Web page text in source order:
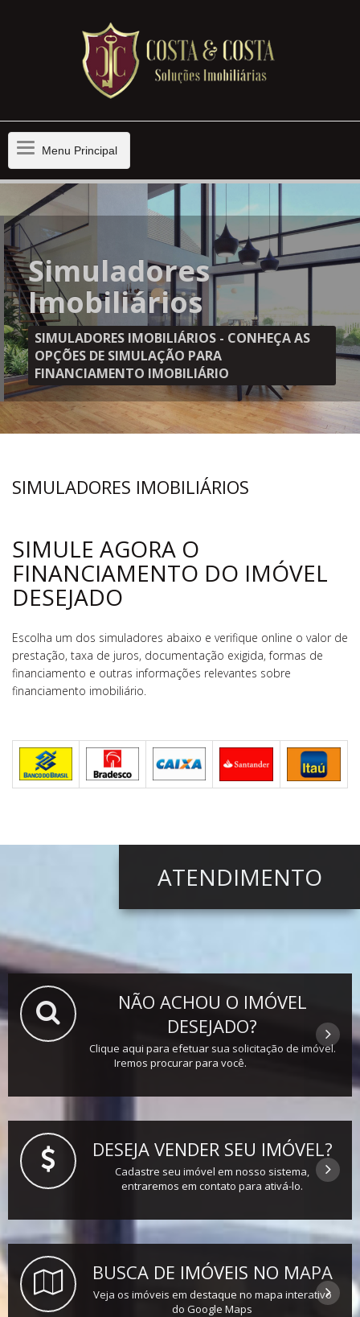
MenuMenu Principal
Simuladores
Imobiliários
SIMULADORES IMOBILIÁRIOS - CONHEÇA AS
OPÇÕES DE SIMULAÇÃO PARA
FINANCIAMENTO IMOBILIÁRIO
SIMULADORES IMOBILIÁRIOS
SIMULE AGORA O
FINANCIAMENTO DO IMÓVEL
DESEJADO
Escolha um dos simuladores abaixo e verifique online o valor de
prestação, taxa de juros, documentação exigida, formas de
financiamento e outras informações relevantes sobre
financiamento imobiliário.
ATENDIMENTO
NÃO ACHOU O IMÓVEL
DESEJADO?
Clique aqui para efetuar sua solicitação de imóvel.
Iremos procurar para você.
DESEJA VENDER SEU IMÓVEL?
Cadastre seu imóvel em nosso sistema,
entraremos em contato para ativá-lo.
BUSCA DE IMÓVEIS NO MAPA
Veja os imóveis em destaque no mapa interativo
do Google Maps